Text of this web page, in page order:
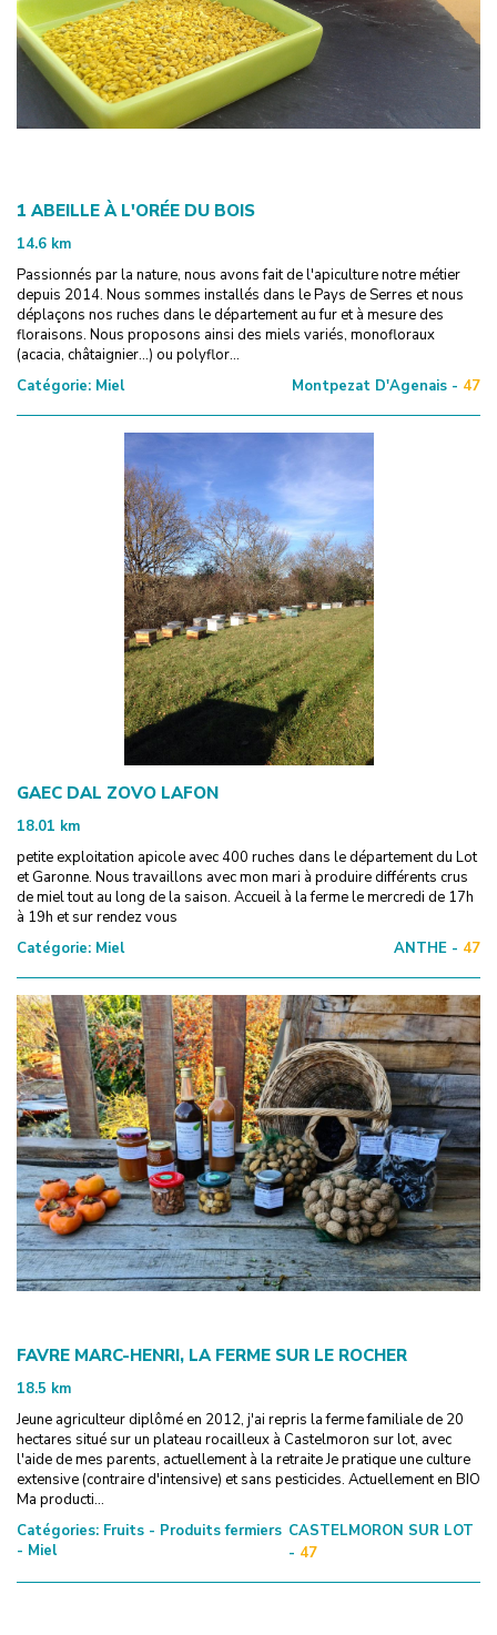
1 ABEILLE À L'ORÉE DU BOIS
14.6 km
Passionnés par la nature, nous avons fait de l'apiculture notre métier
depuis 2014. Nous sommes installés dans le Pays de Serres et nous
déplaçons nos ruches dans le département au fur et à mesure des
floraisons. Nous proposons ainsi des miels variés, monofloraux
(acacia, châtaignier...) ou polyflor...
Catégorie: Miel Montpezat D'Agenais - 47
GAEC DAL ZOVO LAFON
18.01 km
petite exploitation apicole avec 400 ruches dans le département du Lot
et Garonne. Nous travaillons avec mon mari à produire différents crus
de miel tout au long de la saison. Accueil à la ferme le mercredi de 17h
à 19h et sur rendez vous
Catégorie: Miel ANTHE - 47
FAVRE MARC-HENRI, LA FERME SUR LE ROCHER
18.5 km
Jeune agriculteur diplômé en 2012, j'ai repris la ferme familiale de 20
hectares situé sur un plateau rocailleux à Castelmoron sur lot, avec
l'aide de mes parents, actuellement à la retraite Je pratique une culture
extensive (contraire d'intensive) et sans pesticides. Actuellement en BIO
Ma producti...
Catégories: Fruits - Produits fermiers
- Miel
CASTELMORON SUR LOT
- 47